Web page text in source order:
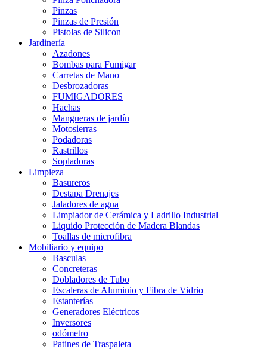
Pinzas
Pinzas de Presión
Pistolas de Silicon
Jardinería
Azadones
Bombas para Fumigar
Carretas de Mano
Desbrozadoras
FUMIGADORES
Hachas
Mangueras de jardín
Motosierras
Podadoras
Rastrillos
Sopladoras
Limpieza
Basureros
Destapa Drenajes
Jaladores de agua
Limpiador de Cerámica y Ladrillo Industrial
Liquido Protección de Madera Blandas
Toallas de microfibra
Mobiliario y equipo
Basculas
Concreteras
Dobladores de Tubo
Escaleras de Aluminio y Fibra de Vidrio
Estanterías
Generadores Eléctricos
Inversores
odómetro
Patines de Traspaleta